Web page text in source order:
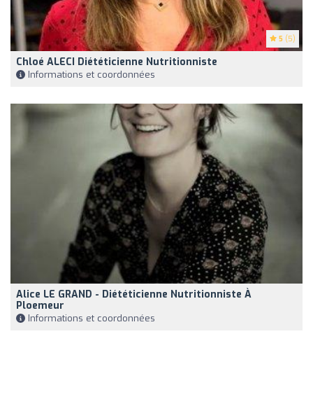
5 (5)
Chloé ALECI Diététicienne Nutritionniste
Informations et coordonnées
Alice LE GRAND - Diététicienne Nutritionniste À
Ploemeur
Informations et coordonnées